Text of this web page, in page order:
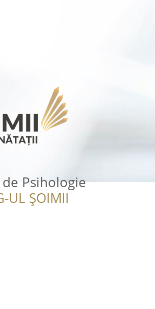
Psihologie
UL ȘOIMII